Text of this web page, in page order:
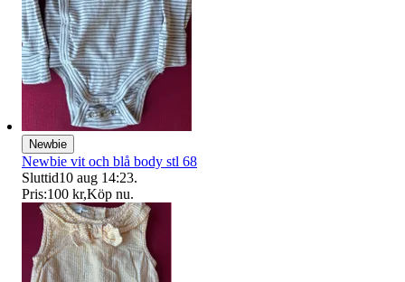
Newbie
Newbie vit och blå body stl 68
Sluttid10 aug 14:23.
Pris:100 kr,Köp nu.